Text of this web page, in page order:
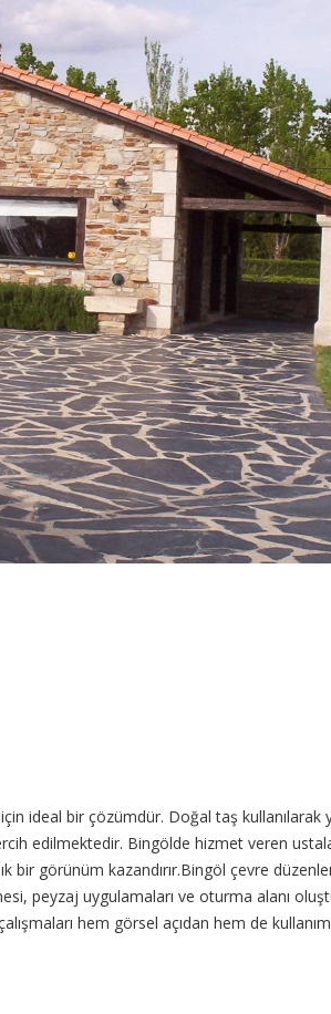
ideal bir çözümdür. Doğal taş
edilmektedir. Bingölde hizmet veren
görünüm kazandırır.Bingöl çevre
peyzaj uygulamaları ve oturma alanı
hem görsel açıdan hem de